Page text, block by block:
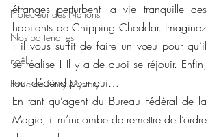
Protecteur des Nations
Nos partenaires
noêl
Envie de Cosy Mystery
étranges perturbent la vie tranquille des
habitants de Chipping Cheddar. Imaginez
: il vous suffit de faire un vœu pour qu’il
se réalise ! Il y a de quoi se réjouir. Enfin,
tout dépend pour qui…
En tant qu’agent du Bureau Fédéral de la
Magie, il m’incombe de remettre de l’ordre